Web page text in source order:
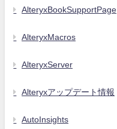
AlteryxBookSupportPage
AlteryxMacros
AlteryxServer
Alteryxアップデート情報
AutoInsights